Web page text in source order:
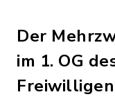
Der
im 1. OG